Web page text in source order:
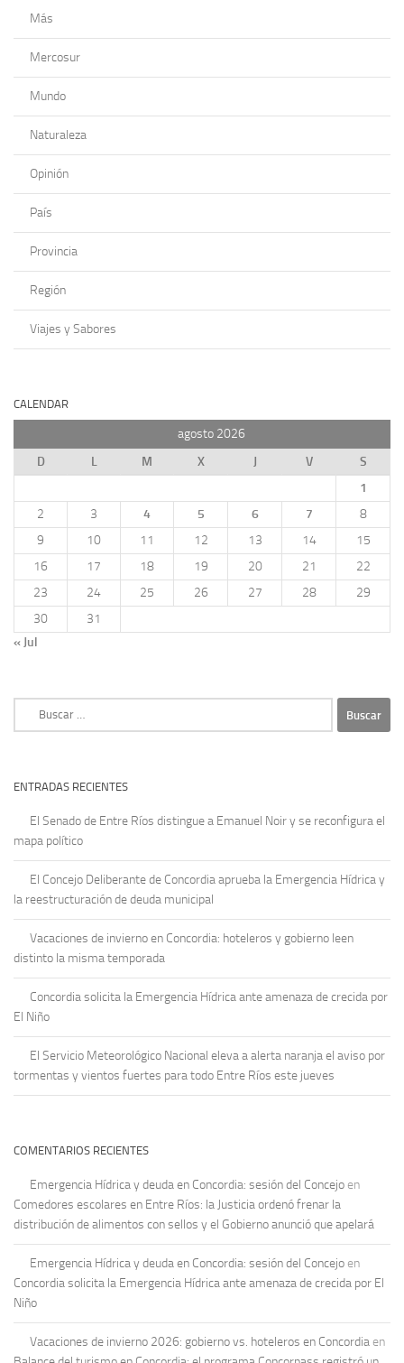
Más
Mercosur
Mundo
Naturaleza
Opinión
País
Provincia
Región
Viajes y Sabores
CALENDAR
agosto 2026
D
L M X J V
S
1
2
3 4 5 6 7
8
9
10 11 12 13 14
15
16
17 18 19 20 21
22
23
24 25 26 27 28
29
30
31
« Jul
Buscar:
ENTRADAS RECIENTES
El Senado de Entre Ríos distingue a Emanuel Noir y se reconfigura el
mapa político
El Concejo Deliberante de Concordia aprueba la Emergencia Hídrica y
la reestructuración de deuda municipal
Vacaciones de invierno en Concordia: hoteleros y gobierno leen
distinto la misma temporada
Concordia solicita la Emergencia Hídrica ante amenaza de crecida por
El Niño
El Servicio Meteorológico Nacional eleva a alerta naranja el aviso por
tormentas y vientos fuertes para todo Entre Ríos este jueves
COMENTARIOS RECIENTES
Emergencia Hídrica y deuda en Concordia: sesión del Concejo en
Comedores escolares en Entre Ríos: la Justicia ordenó frenar la
distribución de alimentos con sellos y el Gobierno anunció que apelará
Emergencia Hídrica y deuda en Concordia: sesión del Concejo en
Concordia solicita la Emergencia Hídrica ante amenaza de crecida por El
Niño
Vacaciones de invierno 2026: gobierno vs. hoteleros en Concordia en